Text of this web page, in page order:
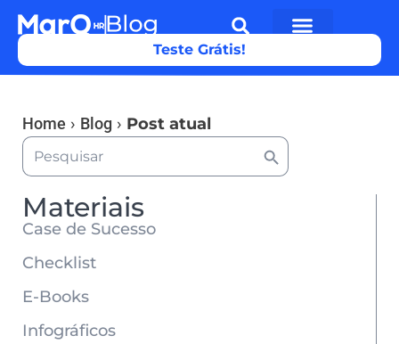
Teste Grátis!
Home › Blog › Post atual
Search
for:
Search Button
Materiais
Case de Sucesso
Checklist
E-Books
Infográficos